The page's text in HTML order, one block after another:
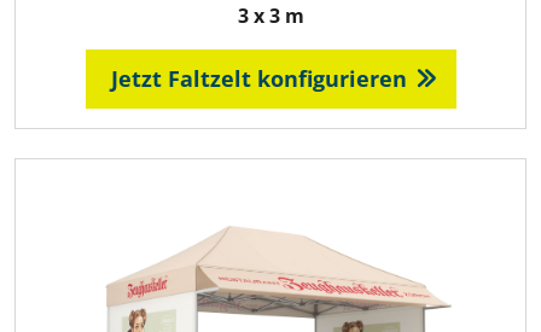
3 x 3 m
Jetzt Faltzelt konfigurieren